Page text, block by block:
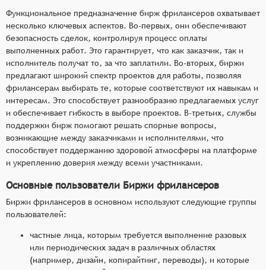
Функциональное предназначение бирж фрилансеров охватывает
несколько ключевых аспектов. Во-первых, они обеспечивают
безопасность сделок, контролируя процесс оплаты
выполненных работ. Это гарантирует, что как заказчик, так и
исполнитель получат то, за что заплатили. Во-вторых, биржи
предлагают широкий спектр проектов для работы, позволяя
фрилансерам выбирать те, которые соответствуют их навыкам и
интересам. Это способствует разнообразию предлагаемых услуг
и обеспечивает гибкость в выборе проектов. В-третьих, службы
поддержки бирж помогают решать спорные вопросы,
возникающие между заказчиками и исполнителями, что
способствует поддержанию здоровой атмосферы на платформе
и укреплению доверия между всеми участниками.
Основные пользователи Биржи фрилансеров
Биржи фрилансеров в основном используют следующие группы
пользователей:
частные лица, которым требуется выполнение разовых
или периодических задач в различных областях
(например, дизайн, копирайтинг, переводы), и которые